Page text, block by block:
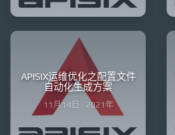
APISIX运维优化之配置文件
自动化生成方案
11月14日 · 2021年